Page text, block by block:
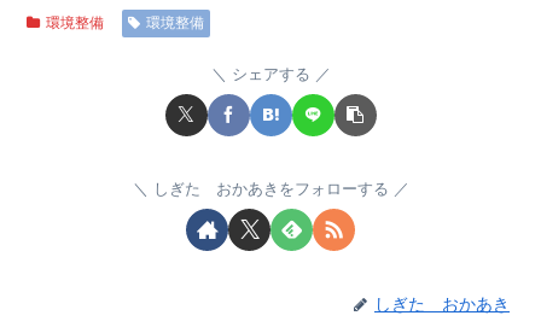
環境整備 環境整備
シェアする
しぎた おかあきをフォローする
しぎた おかあき